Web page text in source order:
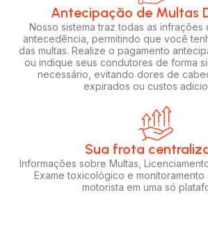
Antecipação de Multas
Nosso sistema traz todas as infrações
antecedência, permitindo que você
das multas. Realize o pagamento
ou indique seus condutores de forma
necessário, evitando dores de
expirados ou custos
Sua frota
Informações sobre Multas,
Exame toxicológico e monitoramento
motorista em uma só